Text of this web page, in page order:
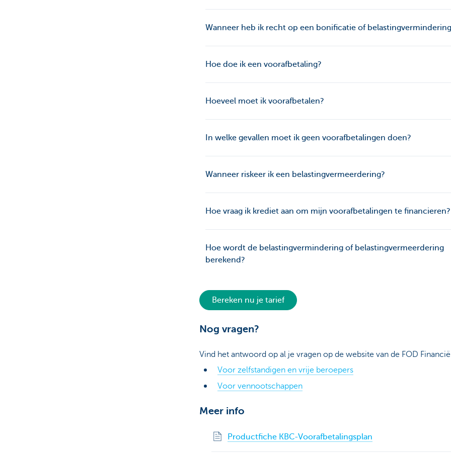
Wanneer heb ik recht op een bonificatie of
Hoe doe ik een voorafbetaling?
Hoeveel moet ik voorafbetalen?
In welke gevallen moet ik geen voorafbetalingen doen?
Wanneer riskeer ik een belastingvermeerdering?
Hoe vraag ik krediet aan om mijn voorafbetalingen te financieren?
Hoe wordt de belastingvermindering of belastingvermeerdering
berekend?
Bereken nu je tarief
Nog vragen?
Vind het antwoord op al je vragen op de website van de FOD
Voor zelfstandigen en vrije beroepers
Voor vennootschappen
Meer info
Productfiche KBC-Voorafbetalingsplan